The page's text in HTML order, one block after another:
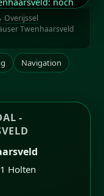
Overijssel
Twenhaarsveld
Navigation
-
Holten